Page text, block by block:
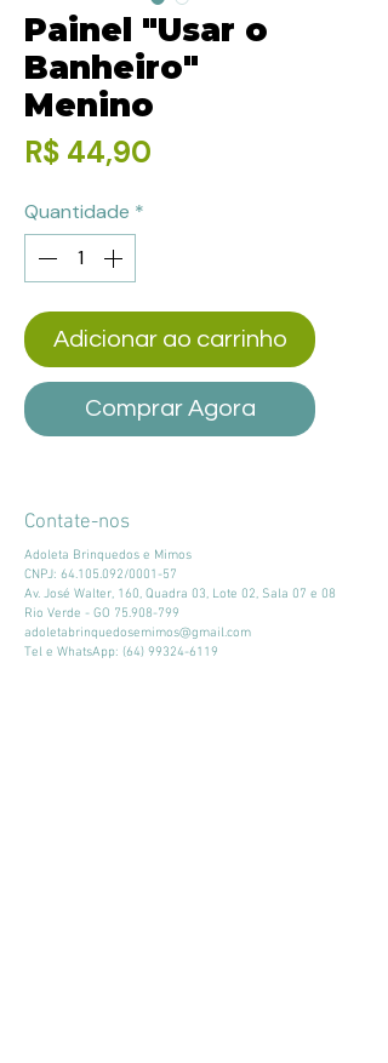
Painel "Usar o
Banheiro"
Menino
R$ 44,90
Quantidade *
Adicionar ao carrinho
Comprar Agora
Contate-nos
Adoleta Brinquedos e Mimos
CNPJ: 64.105.092/0001-57
Av. José Walter, 160, Quadra 03, Lote 02, Sala 07 e 08
Rio Verde - GO 75.908-799
adoletabrinquedosemimos@gmail.com
Tel e WhatsApp: (64) 99324-6119